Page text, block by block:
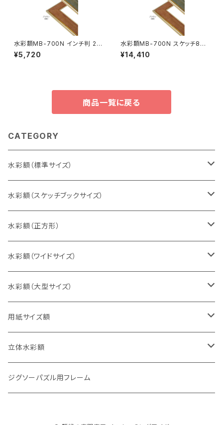
水彩額MB-700N インチ判 20
3×254ミリ
¥5,720
水彩額MB-700N スケッチ8F
520×595ミリ
¥14,410
商品一覧に戻る
CATEGORY
水彩額（標準サイズ）
インチ判（203×254ミリ）
八切判（242×303ミリ）
太子判（288×379ミリ）
四切判（348×424ミリ）
大衣判（394×509ミリ）
半切判（424×545ミリ）
三三判（455×606ミリ）
水彩額（スケッチブックサイズ）
スケッチ4Ｆ（352×443ミリ）
スケッチ6Ｆ（458×550ミリ）
スケッチ8Ｆ（520×595ミリ）
スケッチ10Ｆ（595×670ミリ）
水彩額（正方形）
10cm正方形（100×100ミリ）
15cm正方形（150×150ミリ）
20cm正方形（200×200ミリ）
25cm正方形（250×250ミリ）
30cm正方形（300×300ミリ）
水彩額（ワイドサイズ）
15×30cm
20×40cm
25×50cm
30×60cm
水彩額（大型サイズ）
大判（660×850ミリ）
MO判（693×893ミリ）
特全判（780×1050ミリ）
用紙サイズ額
B5判（182×257ミリ）
A4判（210×297ミリ）
立体水彩額
インチ判（203×254ミリ）
ジグソーパズル用フレーム